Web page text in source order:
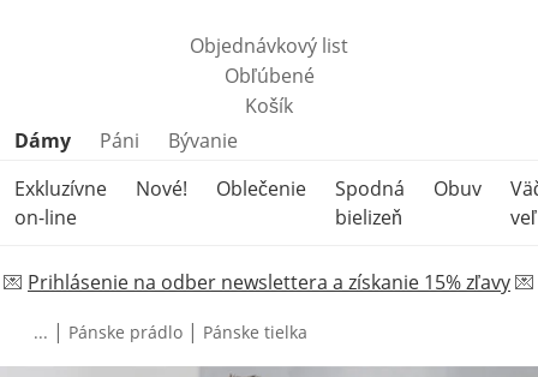
Objednávkový list
Obľúbené
Košík
Preskočiť kategórie produktov
Dámy Páni
Bývanie
Exkluzívne
on-line
Nové! Oblečenie
Spodná
bielizeň
Obuv
💌 Prihlásenie na odber newslettera a získanie 15% zľavy💌
... | Pánske prádlo | Pánske tielka